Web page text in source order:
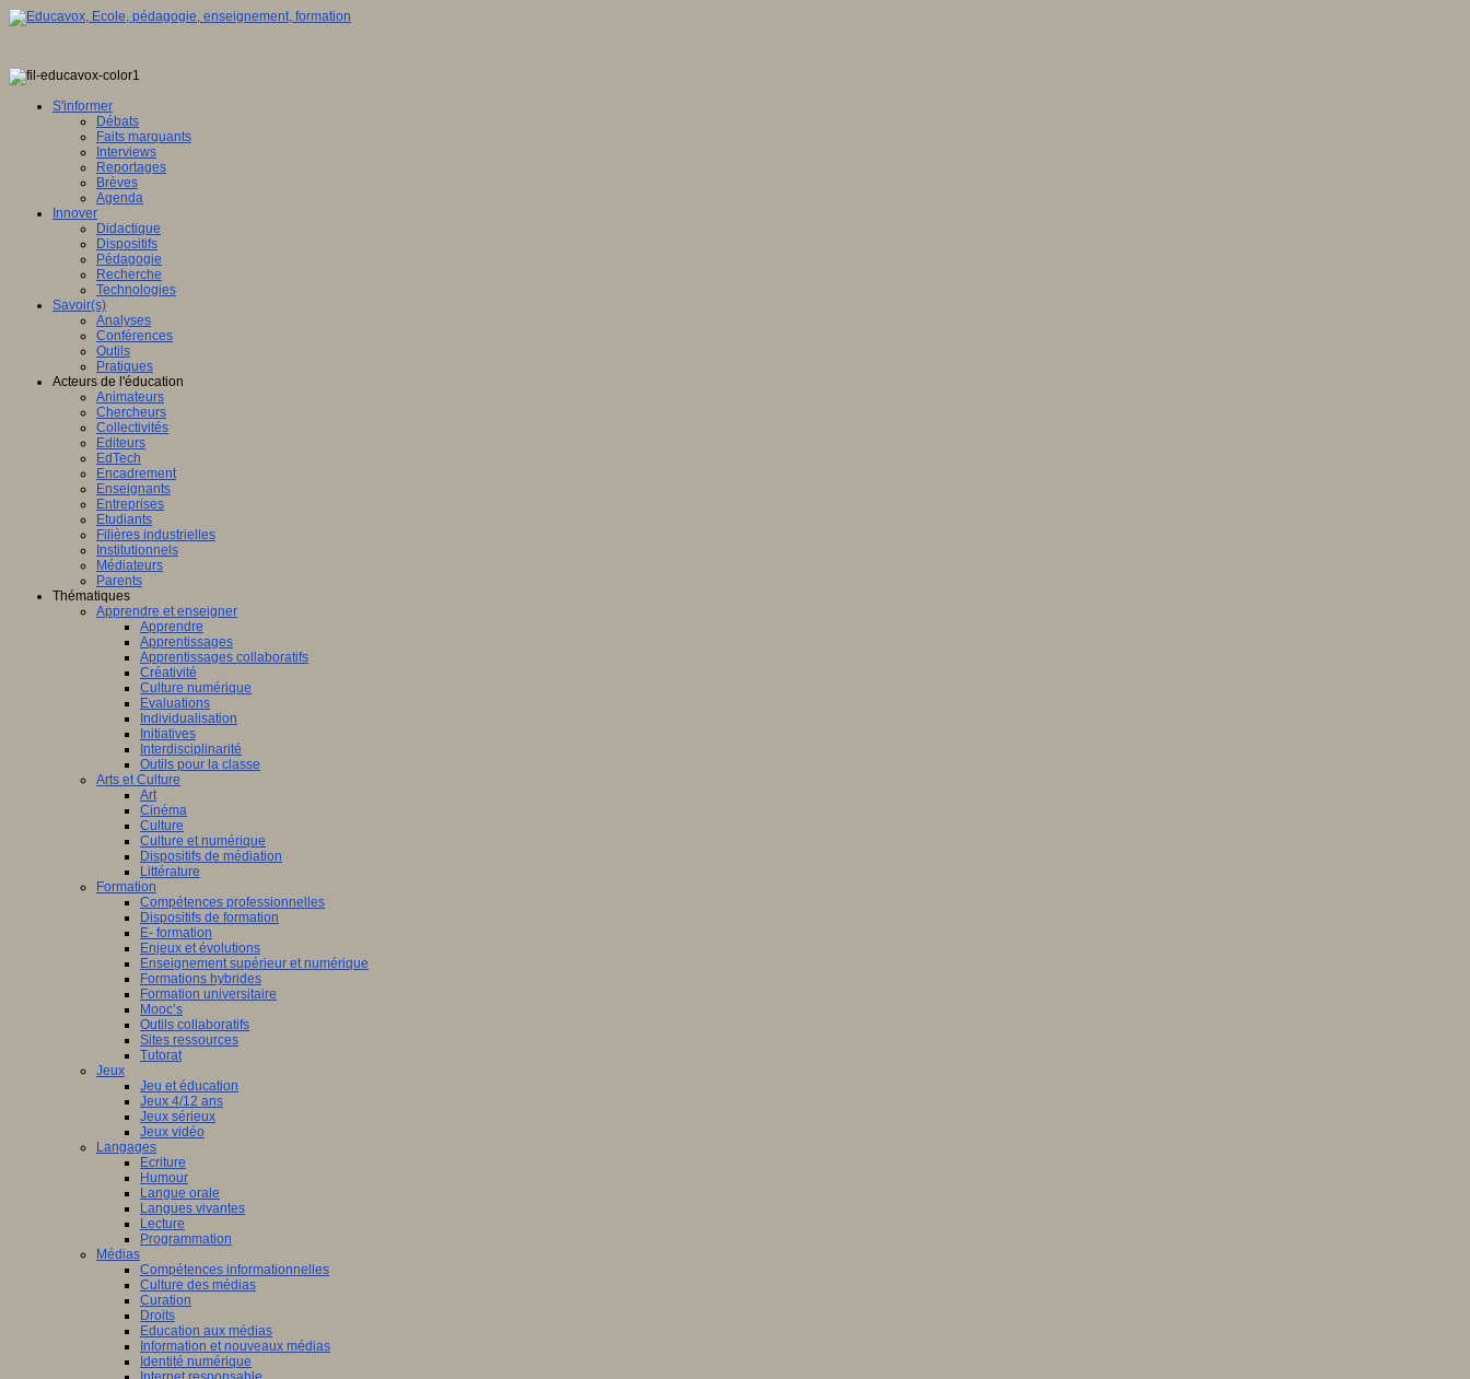
S'informer
Débats
Faits marquants
Interviews
Reportages
Brèves
Agenda
Innover
Didactique
Dispositifs
Pédagogie
Recherche
Technologies
Savoir(s)
Analyses
Conférences
Outils
Pratiques
Acteurs de l'éducation
Animateurs
Chercheurs
Collectivités
Editeurs
EdTech
Encadrement
Enseignants
Entreprises
Etudiants
Filières industrielles
Institutionnels
Médiateurs
Parents
Thématiques
Apprendre et enseigner
Apprendre
Apprentissages
Apprentissages collaboratifs
Créativité
Culture numérique
Evaluations
Individualisation
Initiatives
Interdisciplinarité
Outils pour la classe
Arts et Culture
Art
Cinéma
Culture
Culture et numérique
Dispositifs de médiation
Littérature
Formation
Compétences professionnelles
Dispositifs de formation
E- formation
Enjeux et évolutions
Enseignement supérieur et numérique
Formations hybrides
Formation universitaire
Mooc’s
Outils collaboratifs
Sites ressources
Tutorat
Jeux
Jeu et éducation
Jeux 4/12 ans
Jeux sérieux
Jeux vidéo
Langages
Ecriture
Humour
Langue orale
Langues vivantes
Lecture
Programmation
Médias
Compétences informationnelles
Culture des médias
Curation
Droits
Education aux médias
Information et nouveaux médias
Identité numérique